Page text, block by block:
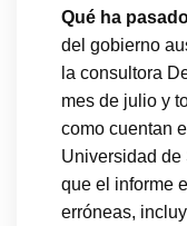
Qué ha
del gobierno
la consultora
mes de julio y
como cuentan
Universidad de
que el informe
erróneas,